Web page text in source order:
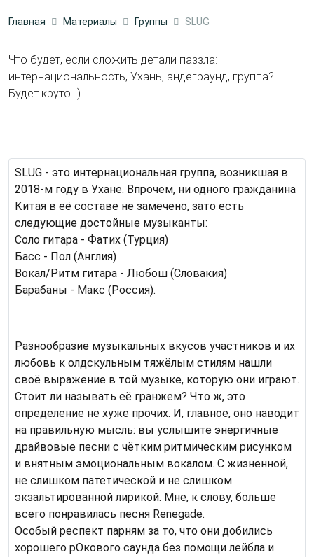
Главная Материалы Группы SLUG
Что будет, если сложить детали паззла:
интернациональность, Ухань, андеграунд, группа?
Будет круто...)
SLUG - это интернациональная группа, возникшая в
2018-м году в Ухане. Впрочем, ни одного гражданина
Китая в её составе не замечено, зато есть
следующие достойные музыканты:
Соло гитара - Фатих (Турция)
Басс - Пол (Англия)
Вокал/Ритм гитара - Любош (Словакия)
Барабаны - Макс (Россия).
Разнообразие музыкальных вкусов участников и их
любовь к олдскульным тяжёлым стилям нашли
своё выражение в той музыке, которую они играют.
Стоит ли называть её гранжем? Что ж, это
определение не хуже прочих. И, главное, оно наводит
на правильную мысль: вы услышите энергичные
драйвовые песни с чётким ритмическим рисунком
и внятным эмоциональным вокалом. С жизненной,
не слишком патетической и не слишком
экзальтированной лирикой. Мне, к слову, больше
всего понравилась песня Renegade.
Особый респект парням за то, что они добились
хорошего рОкового саунда без помощи лейбла и